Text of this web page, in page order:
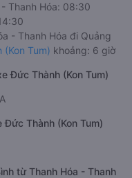
Thanh Hóa: 08:30
- Thanh Hóa đi Quảng
Tum) khoảng: 6 giờ
Đức Thành (Kon Tum)
Thành (Kon Tum)
từ Thanh Hóa - Thanh